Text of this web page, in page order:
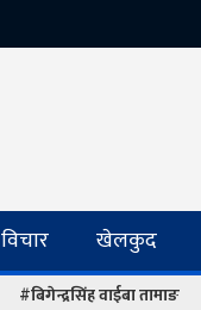
विचार खेलकुद
#बिगेन्द्रसिंह वाईबा तामाङ